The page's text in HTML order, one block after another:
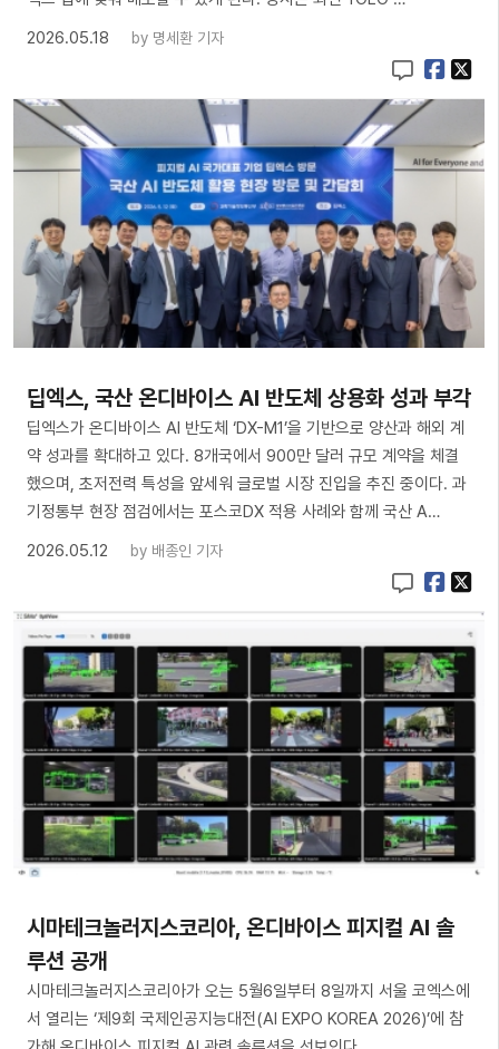
2026.05.18
by 명세환 기자
딥엑스, 국산 온디바이스 AI 반도체 상용화 성과 부각
딥엑스가 온디바이스 AI 반도체 ‘DX-M1’을 기반으로 양산과 해외 계
약 성과를 확대하고 있다. 8개국에서 900만 달러 규모 계약을 체결
했으며, 초저전력 특성을 앞세워 글로벌 시장 진입을 추진 중이다. 과
기정통부 현장 점검에서는 포스코DX 적용 사례와 함께 국산 A…
2026.05.12
by 배종인 기자
시마테크놀러지스코리아, 온디바이스 피지컬 AI 솔
루션 공개
시마테크놀러지스코리아가 오는 5월6일부터 8일까지 서울 코엑스에
서 열리는 ‘제9회 국제인공지능대전(AI EXPO KOREA 2026)’에 참